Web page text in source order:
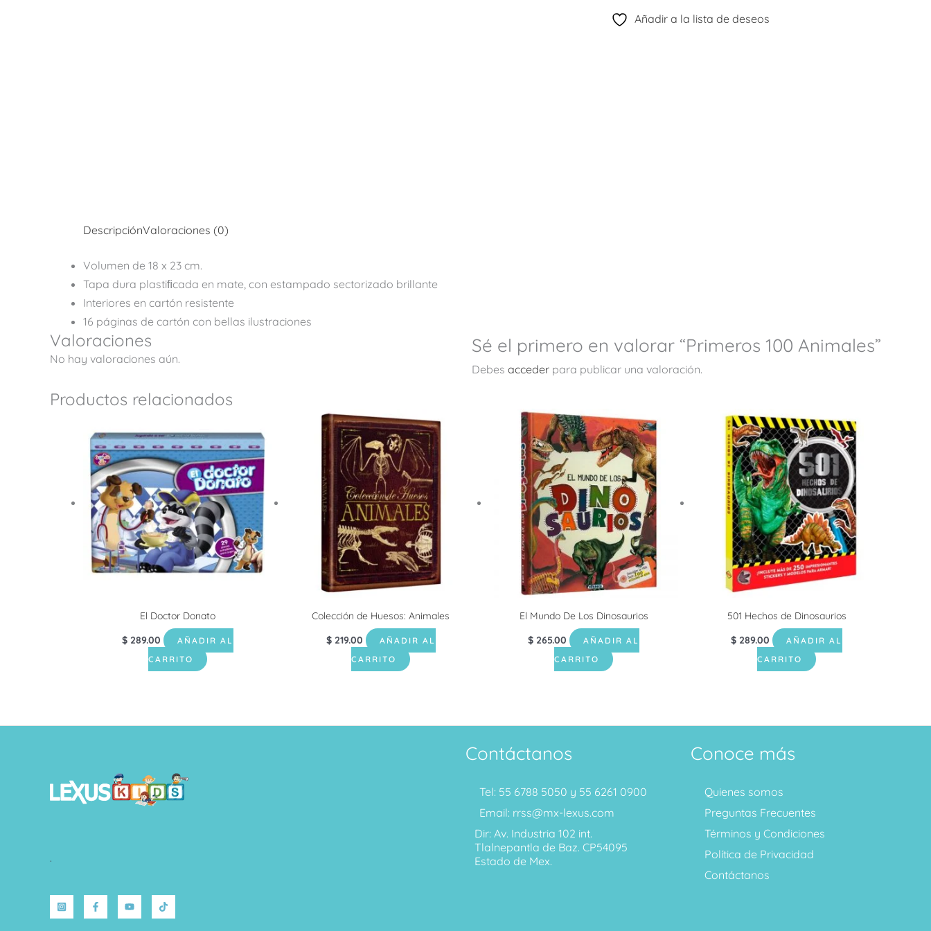
Añadir a la lista de deseos
DescripciónValoraciones (0)
Volumen de 18 x 23 cm.
Tapa dura plastiﬁcada en mate, con estampado sectorizado brillante
Interiores en cartón resistente
16 páginas de cartón con bellas ilustraciones
Valoraciones
No hay valoraciones aún.
Sé el primero en valorar “Primeros 100 Animales”
Debes acceder para publicar una valoración.
Productos relacionados
El Doctor Donato
$ 289.00
AÑADIR AL
CARRITO
Colección de Huesos: Animales
$219.00
AÑADIR AL
CARRITO
El Mundo De Los Dinosaurios
$ 265.00
AÑADIR AL
CARRITO
501 Hechos de Dinosaurios
$ 289.00
AÑADIR AL
CARRITO
.
Contáctanos
Tel: 55 6788 5050 y 55 6261 0900
Email: rrss@mx-lexus.com
Dir: Av. Industria 102 int.
Tlalnepantla de Baz. CP54095
Estado de Mex.
Conoce más
Quienes somos
Preguntas Frecuentes
Términos y Condiciones
Política de Privacidad
Contáctanos